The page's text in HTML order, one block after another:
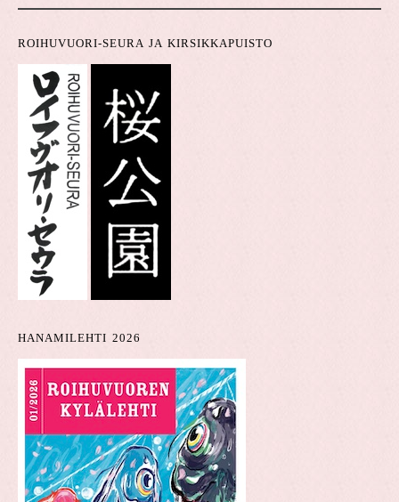
ROIHUVUORI-SEURA JA KIRSIKKAPUISTO
HANAMILEHTI 2026